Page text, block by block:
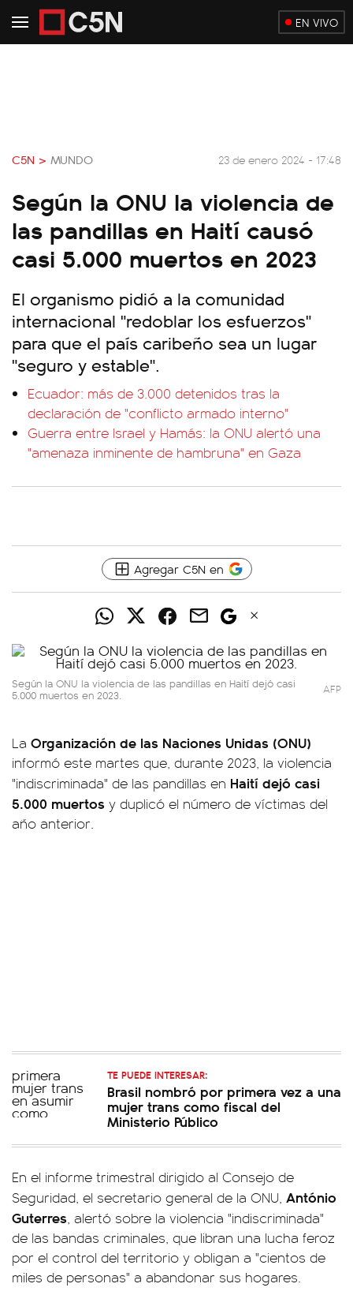
EN VIVO
C5N > MUNDO 23 de enero 2024 - 17:48
Según la ONU la violencia de
las pandillas en Haití causó
casi 5.000 muertos en 2023
El organismo pidió a la comunidad
internacional "redoblar los esfuerzos"
para que el país caribeño sea un lugar
"seguro y estable".
Ecuador: más de 3.000 detenidos tras la
declaración de "conflicto armado interno"
Guerra entre Israel y Hamás: la ONU alertó una
"amenaza inminente de hambruna" en Gaza
Agregar C5N en
Según la ONU la violencia de las pandillas en Haití dejó casi
5.000 muertos en 2023. AFP
La Organización de las Naciones Unidas (ONU)
informó este martes que, durante 2023, la violencia
"indiscriminada" de las pandillas en Haití dejó casi
5.000 muertos y duplicó el número de víctimas del
año anterior.
TE PUEDE INTERESAR:
Brasil nombró por primera vez a una
mujer trans como fiscal del
Ministerio Público
En el informe trimestral dirigido al Consejo de
Seguridad, el secretario general de la ONU, António
Guterres, alertó sobre la violencia "indiscriminada"
de las bandas criminales, que libran una lucha feroz
por el control del territorio y obligan a "cientos de
miles de personas" a abandonar sus hogares.